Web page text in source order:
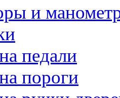
и
педали
пороги